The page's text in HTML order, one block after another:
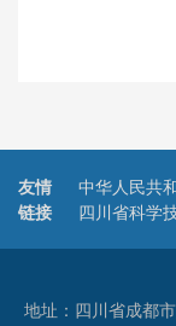
友情
链接
中华人民共
四川省科学
地址：四川省成都